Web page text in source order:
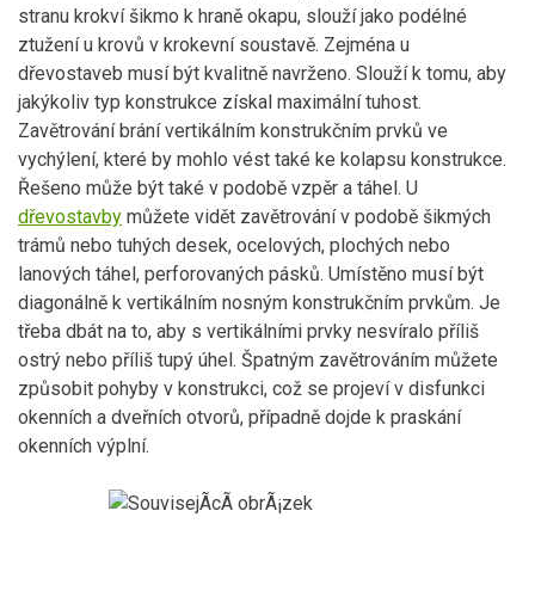
stranu krokví šikmo k hraně okapu, slouží jako podélné
ztužení u krovů v krokevní soustavě. Zejména u
dřevostaveb musí být kvalitně navrženo. Slouží k tomu, aby
jakýkoliv typ konstrukce získal maximální tuhost.
Zavětrování brání vertikálním konstrukčním prvků ve
vychýlení, které by mohlo vést také ke kolapsu konstrukce.
Řešeno může být také v podobě vzpěr a táhel. U
dřevostavby můžete vidět zavětrování v podobě šikmých
trámů nebo tuhých desek, ocelových, plochých nebo
lanových táhel, perforovaných pásků. Umístěno musí být
diagonálně k vertikálním nosným konstrukčním prvkům. Je
třeba dbát na to, aby s vertikálními prvky nesvíralo příliš
ostrý nebo příliš tupý úhel. Špatným zavětrováním můžete
způsobit pohyby v konstrukci, což se projeví v disfunkci
okenních a dveřních otvorů, případně dojde k praskání
okenních výplní.